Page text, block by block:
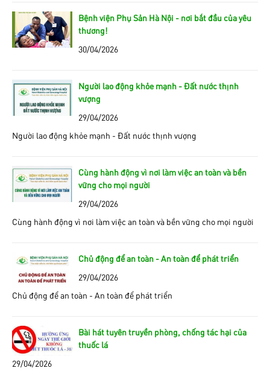
Bệnh viện Phụ Sản Hà Nội - nơi bắt đầu của yêu
thương!
30/04/2026
Người lao động khỏe mạnh - Đất nước thịnh
vượng
29/04/2026
Người lao động khỏe mạnh - Đất nước thịnh vượng
Cùng hành động vì nơi làm việc an toàn và bền
vững cho mọi người
29/04/2026
Cùng hành động vì nơi làm việc an toàn và bền vững cho mọi người
Chủ động để an toàn - An toàn để phát triển
29/04/2026
Chủ động để an toàn - An toàn để phát triển
Bài hát tuyên truyền phòng, chống tác hại của
thuốc lá
29/04/2026